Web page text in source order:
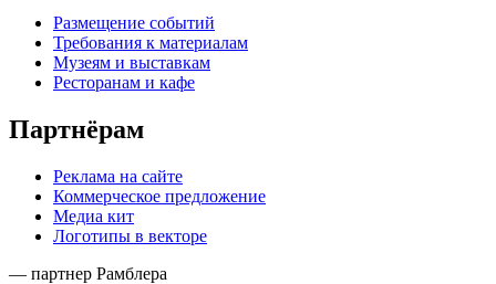
Размещение событий
Требования к материалам
Музеям и выставкам
Ресторанам и кафе
Партнёрам
Реклама на сайте
Коммерческое предложение
Медиа кит
Логотипы в векторе
— партнер Рамблера